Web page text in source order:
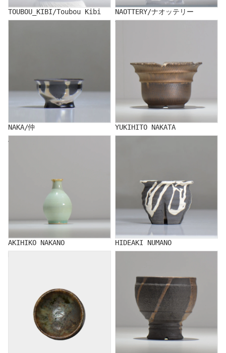
TOUBOU_KIBI/Toubou Kibi
NAOTTERY/ナオッテリー
NAKA/仲
YUKIHITO NAKATA
YUKIHITO NAKATA
AKIHIKO NAKANO
AKIHIKO NAKANO
HIDEAKI NUMANO